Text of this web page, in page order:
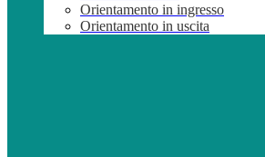
Orientamento in ingresso
Orientamento in uscita